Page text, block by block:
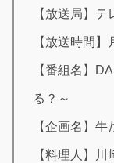
【放送局】テ
【放送時間
【番組名】
る？～
【企画名】
【料理人】川